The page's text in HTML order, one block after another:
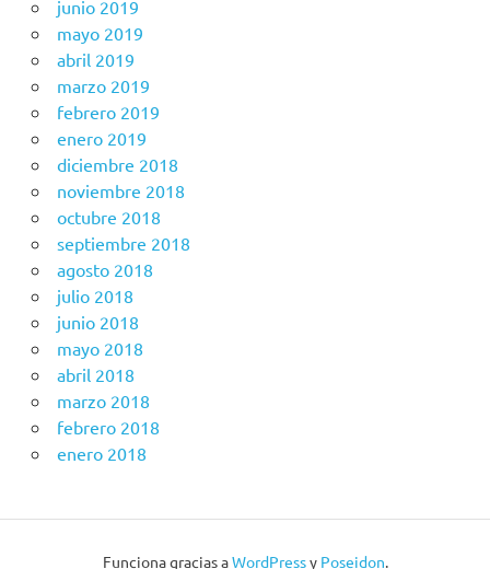
junio 2019
mayo 2019
abril 2019
marzo 2019
febrero 2019
enero 2019
diciembre 2018
noviembre 2018
octubre 2018
septiembre 2018
agosto 2018
julio 2018
junio 2018
mayo 2018
abril 2018
marzo 2018
febrero 2018
enero 2018
Funciona gracias aWordPressy Poseidon.